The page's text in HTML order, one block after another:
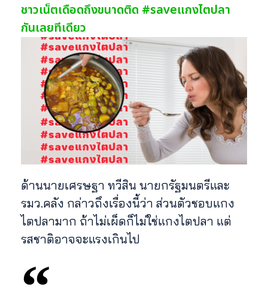
ชาวเน็ตเดือดถึงขนาดติด #saveแกงไตปลา
กันเลยทีเดียว
ด้านนายเศรษฐา ทวีสิน นายกรัฐมนตรีและ
รมว.คลัง กล่าวถึงเรื่องนี้ว่า ส่วนตัวชอบแกง
ไตปลามาก ถ้าไม่เผ็ดก็ไม่ใช่แกงไตปลา แต่
รสชาติอาจจะแรงเกินไป